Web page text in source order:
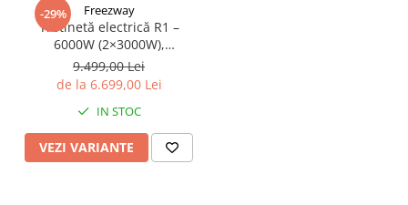
-29% Freezway
Trotinetă electrică R1 –
6000W (2×3000W),
autonomie 100 km, viteză
90 km/h, suspensie dublă,
frâne hidraulice
9.499,00 Lei
de la 6.699,00 Lei
IN STOC
VEZI VARIANTE